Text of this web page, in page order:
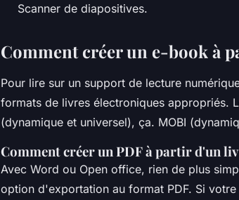
Scanner de diapositives.
Comment créer un e-book à
Pour lire sur un support de lecture
formats de livres électroniques appropriés.
(dynamique et universel), ça. MOBI
Comment créer un PDF à partir d'un
Avec Word ou Open office, rien de plus
option d'exportation au format PDF. Si